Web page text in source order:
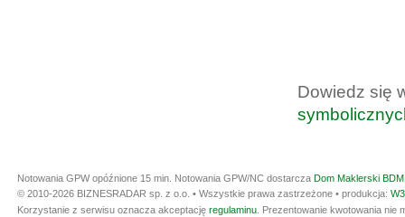
Dowiedz się
Notowania GPW opóźnione 15 min. Notowania GPW/NC dostarcza Dom Maklerski
© 2010-2026 BIZNESRADAR sp. z o.o. • Wszystkie prawa zastrzeżone • produkcja:
Korzystanie z serwisu oznacza akceptację regulaminu . Prezentowanie kwotowania